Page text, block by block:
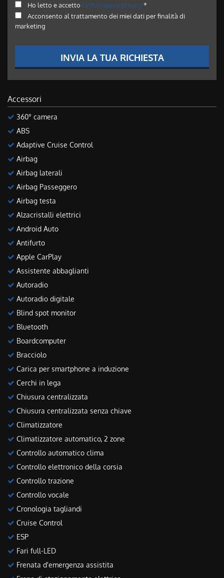
Ho letto e accetto l'informativa privacy*
Acconsento al trattamento dei miei dati per finalità di
marketing
INVIA LA TUA RICHIESTA
Accessori
360° camera
ABS
Adaptive Cruise Control
Airbag
Airbag laterali
Airbag Passeggero
Airbag testa
Alzacristalli elettrici
Android Auto
Antifurto
Apple CarPlay
Assistente abbaglianti
Autoradio
Autoradio digitale
Blind spot monitor
Bluetooth
Boardcomputer
Bracciolo
Carica per smartphone a induzione
Cerchi in lega
Chiusura centralizzata
Chiusura centralizzata senza chiave
Climatizzatore
Climatizzatore automatico, 2 zone
Controllo automatico clima
Controllo elettronico della corsia
Controllo trazione
Controllo vocale
Cronologia tagliandi
Cruise Control
ESP
Fari full-LED
Frenata d'emergenza assistita